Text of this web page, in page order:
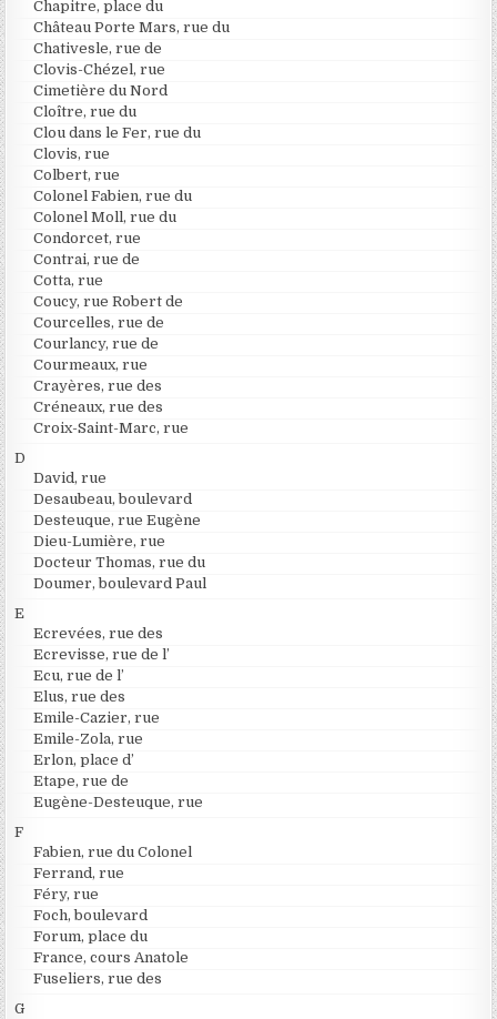
Chapitre, place du
Château Porte Mars, rue du
Chativesle, rue de
Clovis-Chézel, rue
Cimetière du Nord
Cloître, rue du
Clou dans le Fer, rue du
Clovis, rue
Colbert, rue
Colonel Fabien, rue du
Colonel Moll, rue du
Condorcet, rue
Contrai, rue de
Cotta, rue
Coucy, rue Robert de
Courcelles, rue de
Courlancy, rue de
Courmeaux, rue
Crayères, rue des
Créneaux, rue des
Croix-Saint-Marc, rue
D
David, rue
Desaubeau, boulevard
Desteuque, rue Eugène
Dieu-Lumière, rue
Docteur Thomas, rue du
Doumer, boulevard Paul
E
Ecrevées, rue des
Ecrevisse, rue de l’
Ecu, rue de l’
Elus, rue des
Emile-Cazier, rue
Emile-Zola, rue
Erlon, place d’
Etape, rue de
Eugène-Desteuque, rue
F
Fabien, rue du Colonel
Ferrand, rue
Féry, rue
Foch, boulevard
Forum, place du
France, cours Anatole
Fuseliers, rue des
G